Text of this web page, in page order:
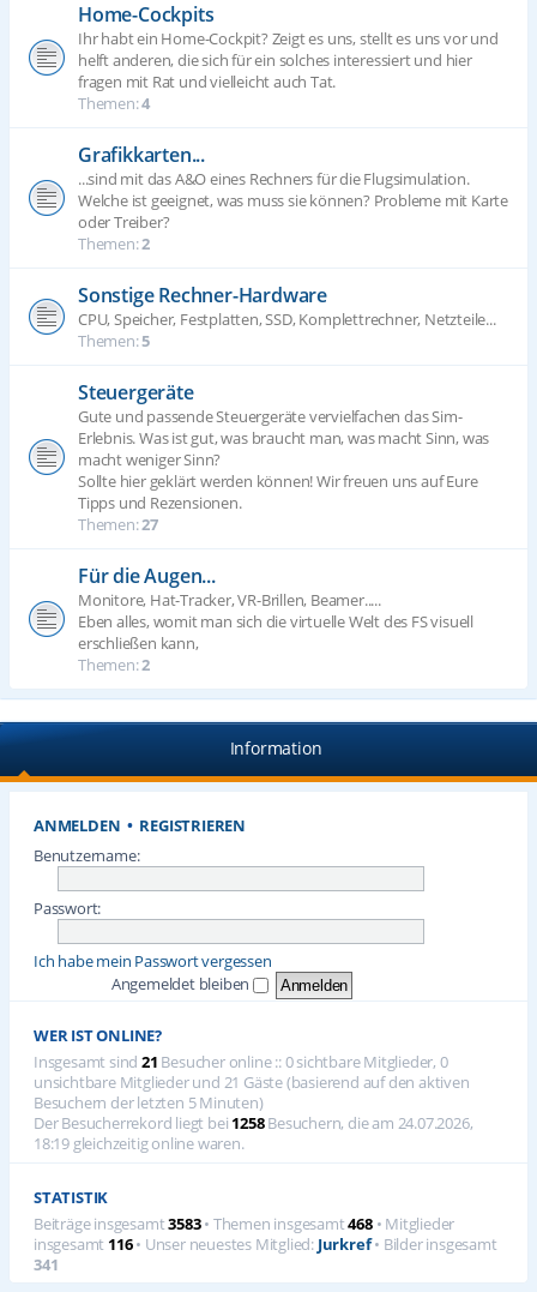
Home-Cockpits
Ihr habt ein Home-Cockpit? Zeigt es uns, stellt es uns vor und
helft anderen, die sich für ein solches interessiert und hier
fragen mit Rat und vielleicht auch Tat.
Themen:4
Grafikkarten...
...sind mit das A&O eines Rechners für die Flugsimulation.
Welche ist geeignet, was muss sie können? Probleme mit Karte
oder Treiber?
Themen:2
Sonstige Rechner-Hardware
CPU, Speicher, Festplatten, SSD, Komplettrechner, Netzteile...
Themen:5
Steuergeräte
Gute und passende Steuergeräte vervielfachen das Sim-
Erlebnis. Was ist gut, was braucht man, was macht Sinn, was
macht weniger Sinn?
Sollte hier geklärt werden können! Wir freuen uns auf Eure
Tipps und Rezensionen.
Themen:27
Für die Augen...
Monitore, Hat-Tracker, VR-Brillen, Beamer.....
Eben alles, womit man sich die virtuelle Welt des FS visuell
erschließen kann,
Themen:2
Information
ANMELDEN • REGISTRIEREN
Benutzername:
Passwort:
Ich habe mein Passwort vergessen
Angemeldet bleiben
WER IST ONLINE?
Insgesamt sind 21 Besucher online :: 0 sichtbare Mitglieder, 0
unsichtbare Mitglieder und 21 Gäste (basierend auf den aktiven
Besuchern der letzten 5 Minuten)
Der Besucherrekord liegt bei 1258Besuchern, die am 24.07.2026,
18:19 gleichzeitig online waren.
STATISTIK
Beiträge insgesamt3583• Themen insgesamt468• Mitglieder
insgesamt 116• Unser neuestes Mitglied: Jurkref• Bilder insgesamt
341